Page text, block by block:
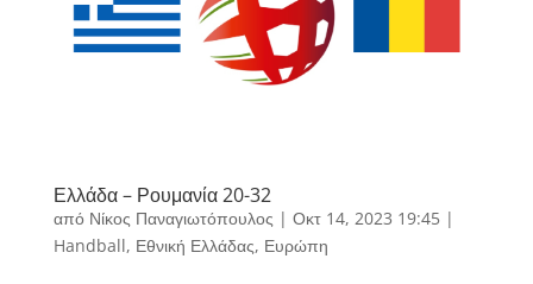
Ελλάδα – Ρουμανία 20-32
από Νίκος Παναγιωτόπουλος | Οκτ 14, 2023 19:45|
Handball, Εθνική Ελλάδας, Ευρώπη